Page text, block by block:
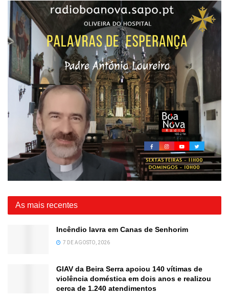
As mais recentes
Incêndio lavra em Canas de Senhorim
7 DE AGOSTO, 2026
GIAV da Beira Serra apoiou 140 vítimas de
violência doméstica em dois anos e realizou
cerca de 1.240 atendimentos